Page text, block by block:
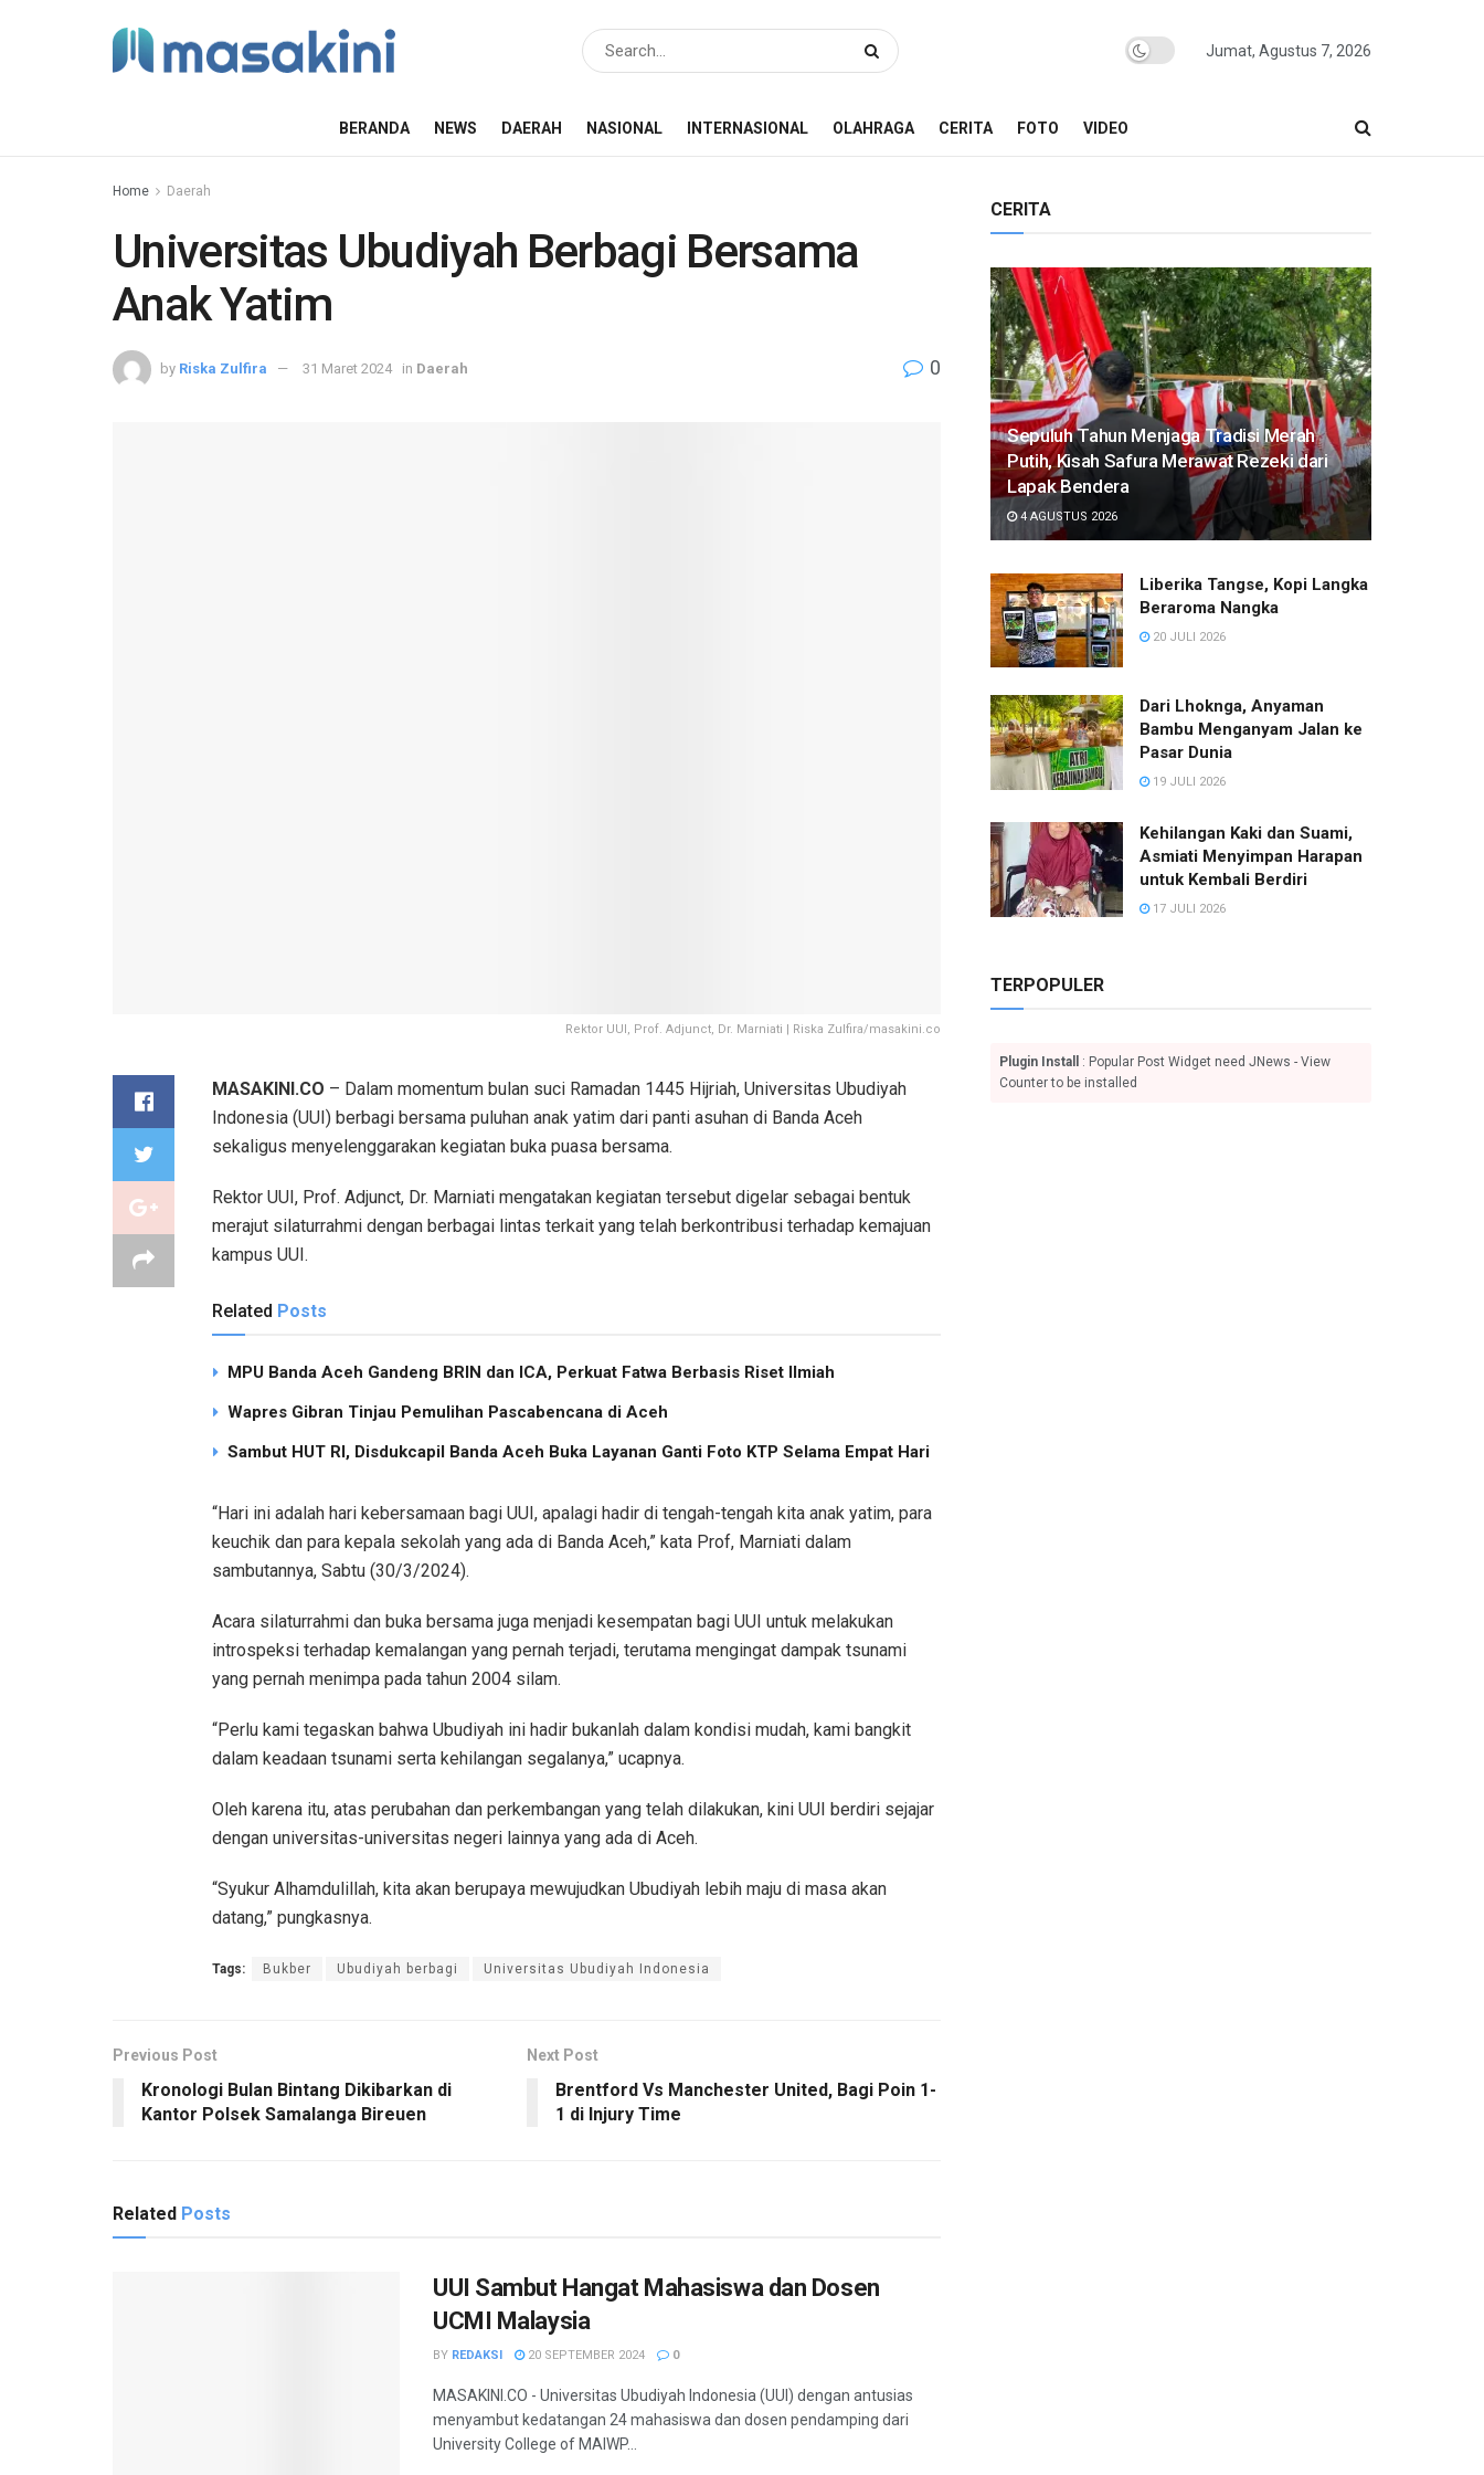
Jumat, Agustus 7, 2026
BERANDA NEWS DAERAH NASIONAL INTERNASIONAL OLAHRAGA CERITA FOTO VIDEO
Home Daerah
Universitas Ubudiyah Berbagi Bersama
Anak Yatim
by Riska Zulfira 31 Maret 2024 in Daerah 0
Rektor UUI, Prof. Adjunct, Dr. Marniati | Riska Zulfira/masakini.co
MASAKINI.CO – Dalam momentum bulan suci Ramadan 1445 Hijriah, Universitas Ubudiyah
Indonesia (UUI) berbagi bersama puluhan anak yatim dari panti asuhan di Banda Aceh
sekaligus menyelenggarakan kegiatan buka puasa bersama.
Rektor UUI, Prof. Adjunct, Dr. Marniati mengatakan kegiatan tersebut digelar sebagai bentuk
merajut silaturrahmi dengan berbagai lintas terkait yang telah berkontribusi terhadap kemajuan
kampus UUI.
Related Posts
MPU Banda Aceh Gandeng BRIN dan ICA, Perkuat Fatwa Berbasis Riset Ilmiah
Wapres Gibran Tinjau Pemulihan Pascabencana di Aceh
Sambut HUT RI, Disdukcapil Banda Aceh Buka Layanan Ganti Foto KTP Selama Empat Hari
“Hari ini adalah hari kebersamaan bagi UUI, apalagi hadir di tengah-tengah kita anak yatim, para
keuchik dan para kepala sekolah yang ada di Banda Aceh,” kata Prof, Marniati dalam
sambutannya, Sabtu (30/3/2024).
Acara silaturrahmi dan buka bersama juga menjadi kesempatan bagi UUI untuk melakukan
introspeksi terhadap kemalangan yang pernah terjadi, terutama mengingat dampak tsunami
yang pernah menimpa pada tahun 2004 silam.
“Perlu kami tegaskan bahwa Ubudiyah ini hadir bukanlah dalam kondisi mudah, kami bangkit
dalam keadaan tsunami serta kehilangan segalanya,” ucapnya.
Oleh karena itu, atas perubahan dan perkembangan yang telah dilakukan, kini UUI berdiri sejajar
dengan universitas-universitas negeri lainnya yang ada di Aceh.
“Syukur Alhamdulillah, kita akan berupaya mewujudkan Ubudiyah lebih maju di masa akan
datang,” pungkasnya.
Tags: Bukber Ubudiyah berbagi Universitas Ubudiyah Indonesia
Previous Post
Kronologi Bulan Bintang Dikibarkan di
Kantor Polsek Samalanga Bireuen
Next Post
Brentford Vs Manchester United, Bagi Poin 1-
1 di Injury Time
Related Posts
UUI Sambut Hangat Mahasiswa dan Dosen
UCMI Malaysia
BY REDAKSI 20 SEPTEMBER 2024 0
MASAKINI.CO - Universitas Ubudiyah Indonesia (UUI) dengan antusias
menyambut kedatangan 24 mahasiswa dan dosen pendamping dari
University College of MAIWP...
CERITA
Sepuluh Tahun Menjaga Tradisi Merah
Putih, Kisah Safura Merawat Rezeki dari
Lapak Bendera
4 AGUSTUS 2026
Liberika Tangse, Kopi Langka
Beraroma Nangka
20 JULI 2026
Dari Lhoknga, Anyaman
Bambu Menganyam Jalan ke
Pasar Dunia
19 JULI 2026
Kehilangan Kaki dan Suami,
Asmiati Menyimpan Harapan
untuk Kembali Berdiri
17 JULI 2026
TERPOPULER
Plugin Install
: Popular Post Widget need JNews - View
Counter to be installed